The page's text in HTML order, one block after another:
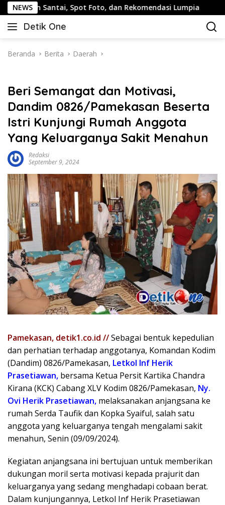
Langsung
ke
konten
NEWS
Spot Foto, dan Rekomendasi Lumpia Panduan
Detik One
Tajam
Fakta
Beranda Berita Daerah
Beri Semangat dan Motivasi,
Dandim 0826/Pamekasan Beserta
Istri Kunjungi Rumah Anggota
Yang Keluarganya Sakit Menahun
Redaksi
September 9, 2024
Pamekasan, detik1.co.id //Sebagai bentuk kepedulian
dan perhatian terhadap anggotanya, Komandan Kodim
(Dandim) 0826/Pamekasan, Letkol Inf Herik
Prasetiawan, bersama Ketua Persit Kartika Chandra
Kirana (KCK) Cabang XLV Kodim 0826/Pamekasan, Ny.
Ovi Herik Prasetiawan, melaksanakan anjangsana ke
rumah Serda Taufik dan Kopka Syaiful, salah satu
anggota yang keluarganya tengah mengalami sakit
menahun, Senin (09/09/2024).
Kegiatan anjangsana ini bertujuan untuk memberikan
dukungan moril serta motivasi kepada prajurit dan
keluarganya yang sedang menghadapi cobaan berat.
Dalam kunjungannya, Letkol Inf Herik Prasetiawan